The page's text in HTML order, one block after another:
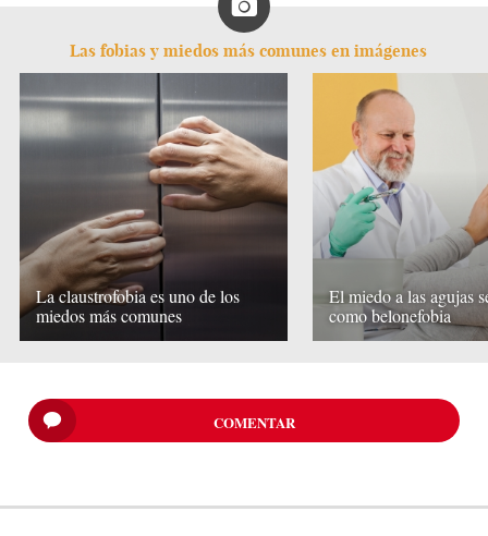
Las fobias y miedos más comunes en imágenes
La claustrofobia es uno de los
miedos más comunes
El miedo a las agujas
como belonefobia
COMENTAR